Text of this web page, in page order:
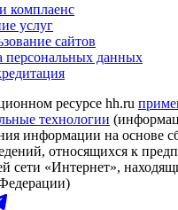
комплаенс
услуг
сайтов
персональных данных
ресурсе hh.ru
технологии
информации на основе
относящихся к
сети «Интернет»,